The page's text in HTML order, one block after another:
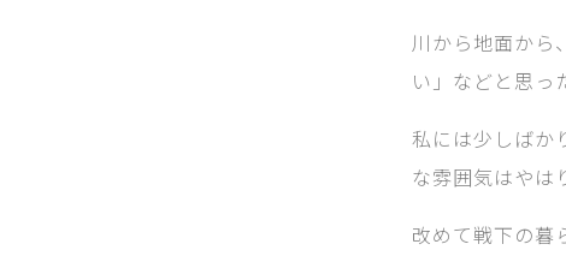
川から地面から
い」などと思っ
私には少しばか
な雰囲気はやは
改めて戦下の暮